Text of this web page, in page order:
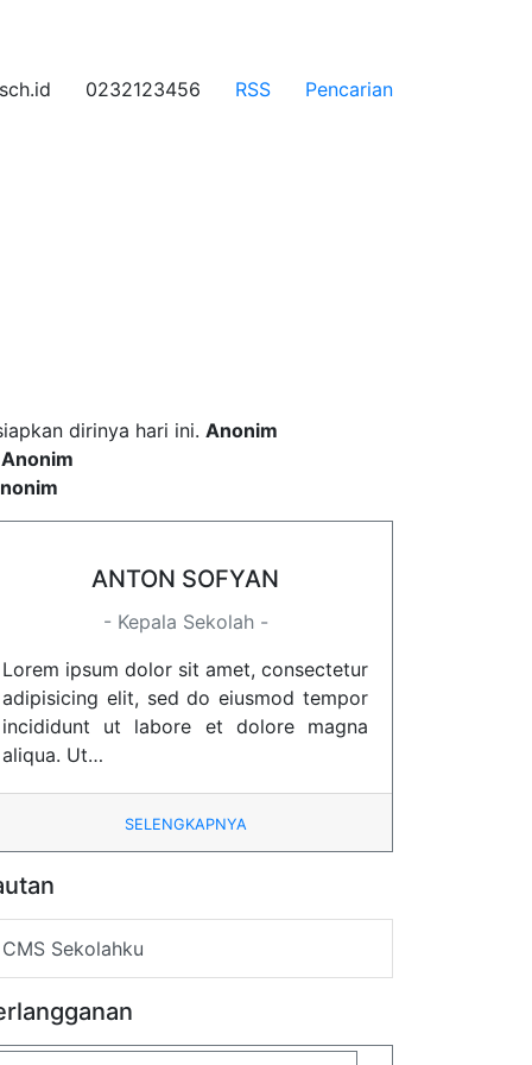
0232123456 RSS Pencarian
dirinya hari ini. Anonim
Anonim
ANTON SOFYAN
- Kepala Sekolah -
Lorem ipsum dolor sit amet, consectetur
adipisicing elit, sed do eiusmod tempor
incididunt ut labore et dolore magna
aliqua. Ut…
SELENGKAPNYA
CMS Sekolahku